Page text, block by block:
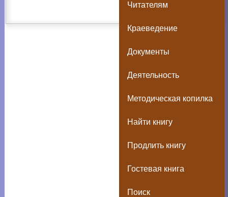
Читателям
Краеведение
Документы
Деятельность
Методическая копилка
Найти книгу
Продлить книгу
Гостевая книга
Поиск